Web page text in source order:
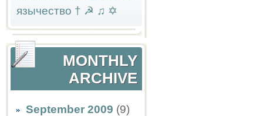
язычество † ☭ ♫ ✡
MONTHLY
ARCHIVE
September 2009 (9)